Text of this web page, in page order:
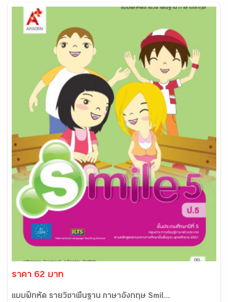
ราคา 62 บาท
แบบฝึกหัด รายวิชาพื้นฐาน ภาษาอังกฤษ Smil...